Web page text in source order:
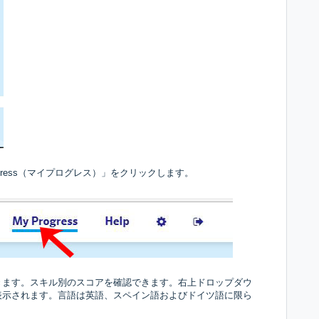
（マイプログレス）」をクリックします。
す。スキル別のスコアを確認できます。右上ドロップダウ
されます。言語は英語、スペイン語およびドイツ語に限ら